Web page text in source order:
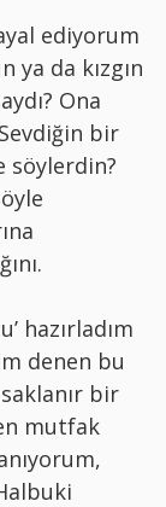
ediyorum
ya da kızgın
Ona
bir
söylerdin?
hazırladım
denen bu
bir
mutfak